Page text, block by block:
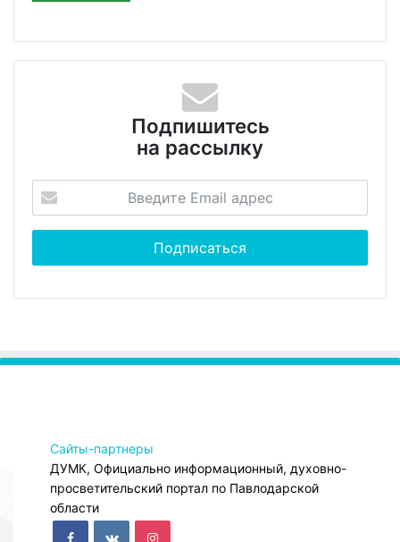
Подпишитесь
на рассылку
Сайты-партнеры
ДУМК, Официально информационный, духовно-
просветительский портал по Павлодарской
области